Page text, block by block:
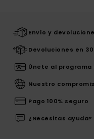
Envío y
Devoluciones en
Únete al
Nuestro
Pago 100% seguro
¿Necesitas ayuda?